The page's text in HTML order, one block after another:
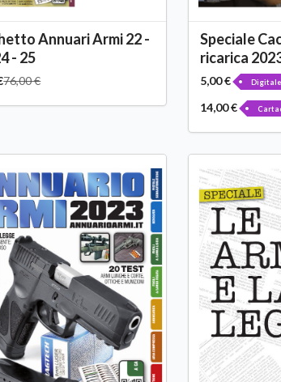
Annuari Armi 22 -
- 25
76,00 €
Speciale
ricarica
5,00 € Digitale
14,00 €